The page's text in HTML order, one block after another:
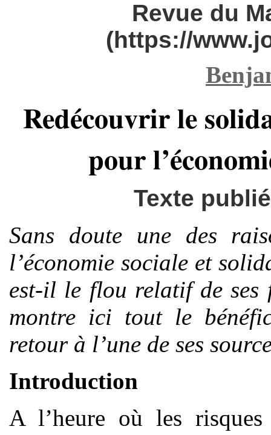
Revue du
(https://
Redécouvrir le
pour
Texte
Sans doute une des
l’économie sociale et
est-il le flou relatif de ses
montre ici tout le
retour à l’une de ses
Introduction
A l’heure où les risques